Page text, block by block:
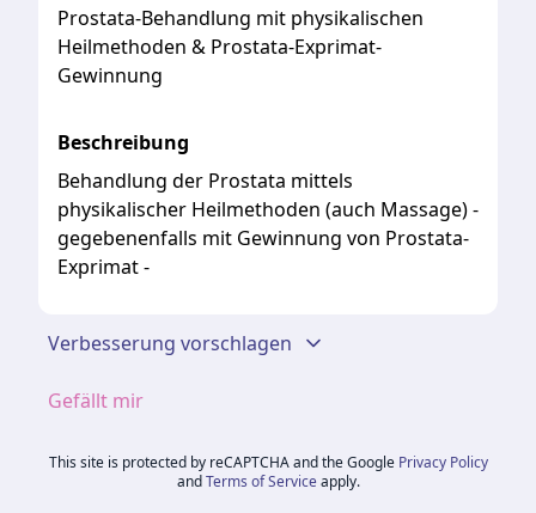
Prostata-Behandlung mit physikalischen
Heilmethoden & Prostata-Exprimat-
Gewinnung
Beschreibung
Behandlung der Prostata mittels
physikalischer Heilmethoden (auch Massage) -
gegebenenfalls mit Gewinnung von Prostata-
Exprimat -
Verbesserung vorschlagen
Gefällt mir
This site is protected by reCAPTCHA and the Google Privacy Policy
and Terms of Service apply.